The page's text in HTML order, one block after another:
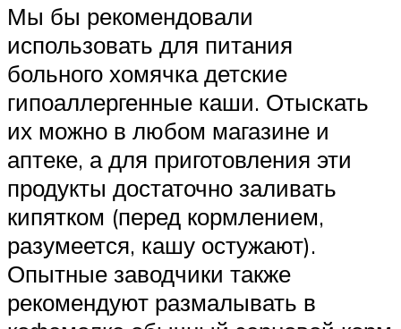
Мы бы рекомендовали
использовать для питания
больного хомячка детские
гипоаллергенные каши. Отыскать
их можно в любом магазине и
аптеке, а для приготовления эти
продукты достаточно заливать
кипятком (перед кормлением,
разумеется, кашу остужают).
Опытные заводчики также
рекомендуют размалывать в